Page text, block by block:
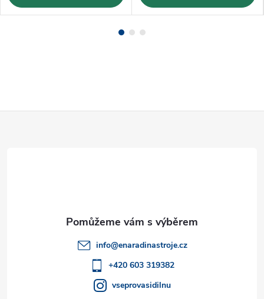
info@enaradinastroje.cz
+420 603 319382
vseprovasidilnu